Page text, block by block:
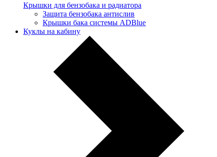
Крышки для бензобака и радиатора
Защита бензобака антислив
Крышки бака системы ADBlue
Куклы на кабину